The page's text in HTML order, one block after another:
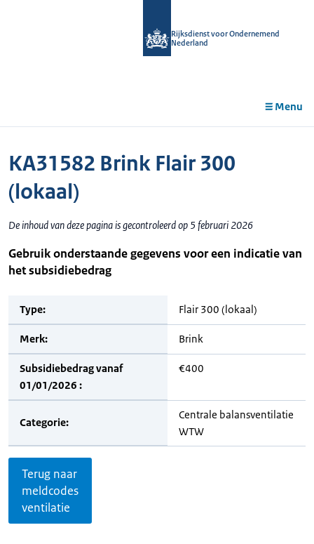
Rijksdienst voor Ondernemend
Nederland
Menu
KA31582 Brink Flair 300
(lokaal)
De inhoud van deze pagina is gecontroleerd op 5 februari 2026
Gebruik onderstaande gegevens voor een indicatie van
het subsidiebedrag
Type: Flair 300 (lokaal)
Merk: Brink
Subsidiebedrag vanaf
01/01/2026 :
€400
Categorie:
Centrale balansventilatie
WTW
Terug naar
meldcodes
ventilatie